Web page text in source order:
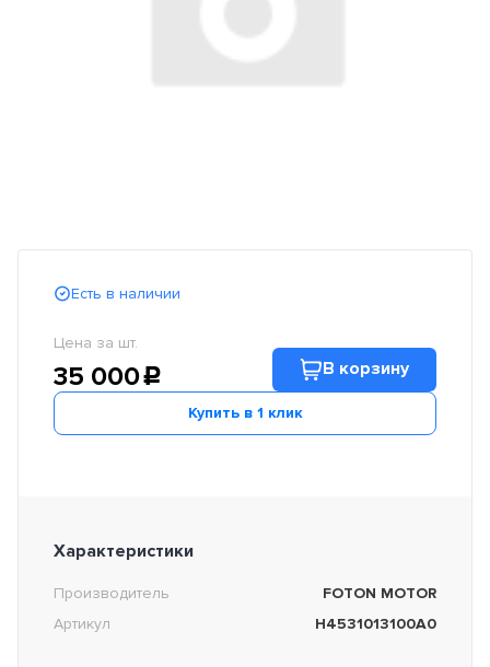
Есть в наличии
Цена за шт.
35 000c В корзину
Купить в 1 клик
Характеристики
Производитель
FOTON MOTOR
Артикул
H4531013100A0